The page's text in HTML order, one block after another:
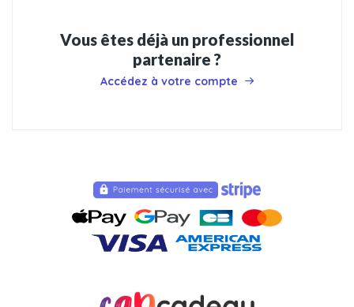
Vous êtes déjà un professionnel
partenaire ?
Accédez à votre compte